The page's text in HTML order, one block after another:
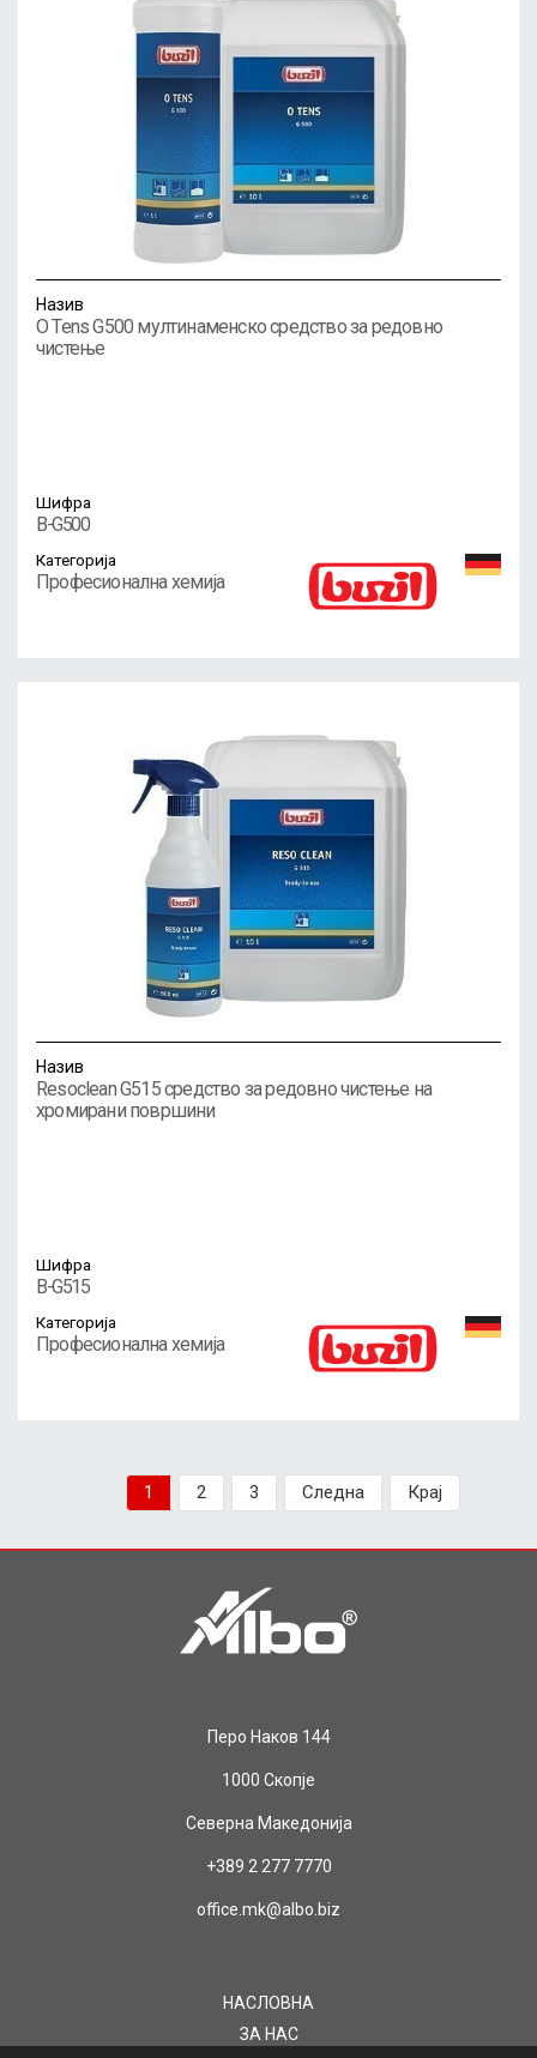
Назив
O Tens G500 мултинаменско средство за редовно
чистење
Шифра
B-G500
Категорија
Професионална хемија
Назив
Resoclean G515 средство за редовно чистење на
хромирани површини
Шифра
B-G515
Категорија
Професионална хемија
1 2 3 Следна Крај
Перо Наков 144
1000 Скопје
Северна Македонија
+389 2 277 7770
office.mk@albo.biz
НАСЛОВНА
ЗА НАС